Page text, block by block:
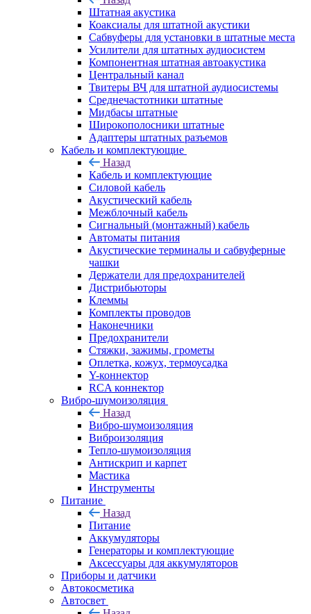
Штатная акустика
Коаксиалы для штатной акустики
Сабвуферы для установки в штатные места
Усилители для штатных аудиосистем
Компонентная штатная автоакустика
Центральный канал
Твитеры ВЧ для штатной аудиосистемы
Среднечастотники штатные
Мидбасы штатные
Широкополосники штатные
Адаптеры штатных разъемов
Кабель и комплектующие
Назад
Кабель и комплектующие
Силовой кабель
Акустический кабель
Межблочный кабель
Сигнальный (монтажный) кабель
Автоматы питания
Акустические терминалы и сабвуферные
чашки
Держатели для предохранителей
Дистрибьюторы
Клеммы
Комплекты проводов
Наконечники
Предохранители
Стяжки, зажимы, грометы
Оплетка, кожух, термоусадка
Y-коннектор
RCA коннектор
Вибро-шумоизоляция
Назад
Вибро-шумоизоляция
Виброизоляция
Тепло-шумоизоляция
Антискрип и карпет
Мастика
Инструменты
Питание
Назад
Питание
Аккумуляторы
Генераторы и комплектующие
Аксессуары для аккумуляторов
Приборы и датчики
Автокосметика
Автосвет